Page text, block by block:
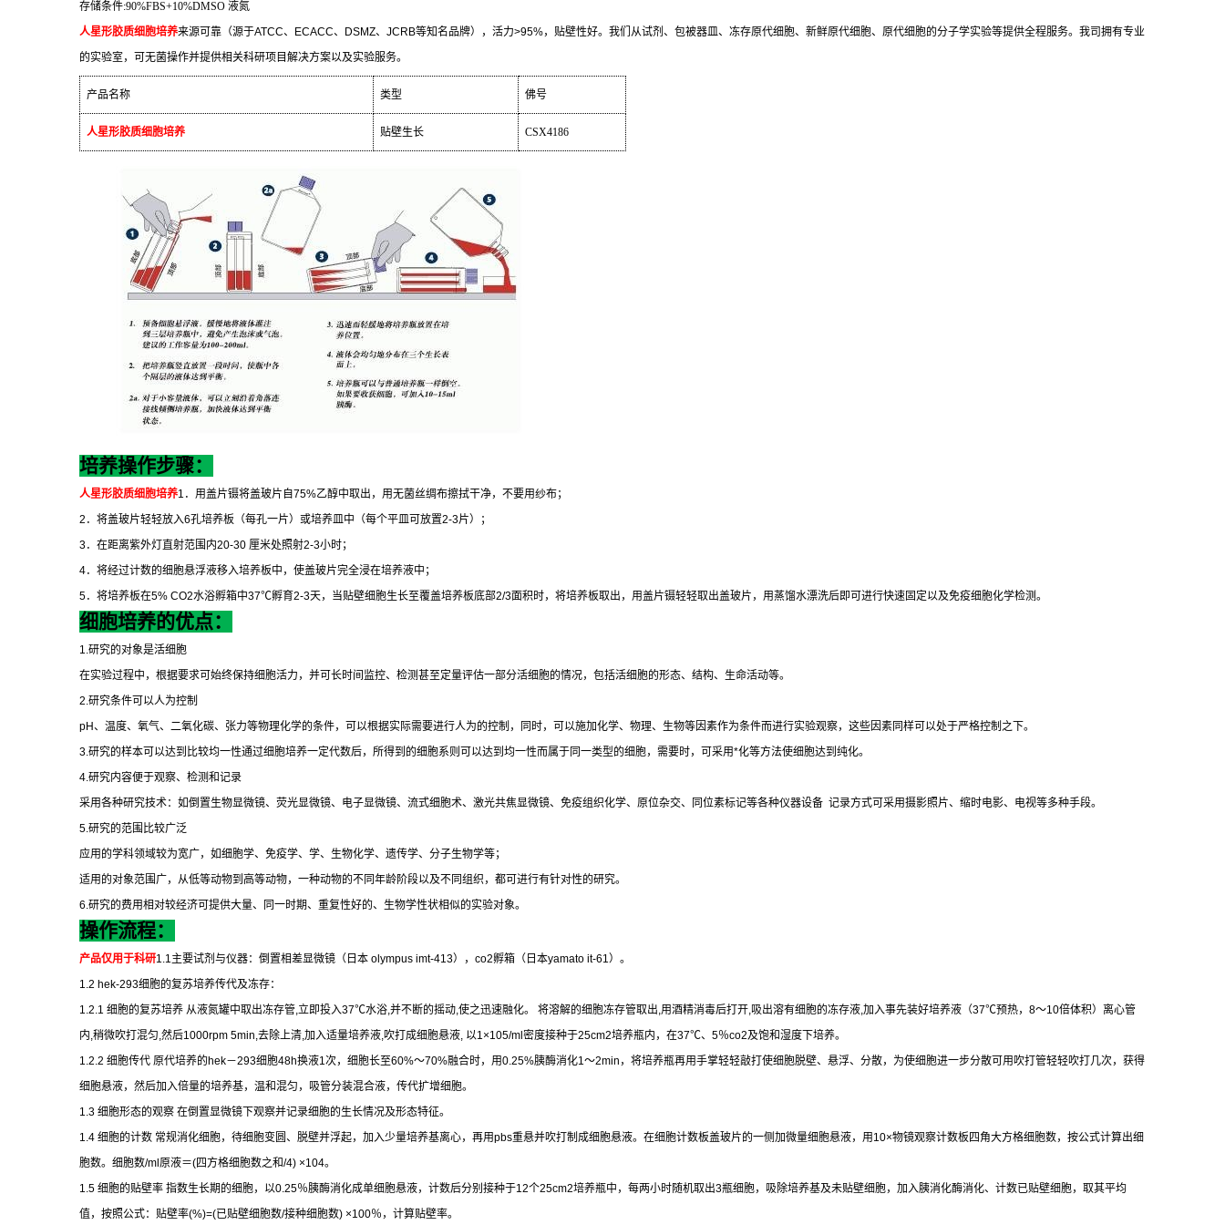
存储条件:90%FBS+10%DMSO 液氮
人星形胶质细胞培养来源可靠（源于ATCC、 ECACC、 DSMZ、 JCRB等知名品牌），活力>95%，贴壁性好。我们从试剂、包被器皿、冻存原代细胞、新鲜原代细胞、原代细胞的分子学实验等提供全程服务。我司拥有专业
的实验室，可无菌操作并提供相关科研项目解决方案以及实验服务。
产品名称 类型 佛号
人星形胶质细胞培养 贴壁生长 CSX4186
培养操作步骤：
人星形胶质细胞培养1 ．用盖片镊将盖玻片自75%乙醇中取出，用无菌丝绸布擦拭干净，不要用纱布；
2 ．将盖玻片轻轻放入6孔培养板（每孔一片）或培养皿中（每个平皿可放置2-3片）；
3．在距离紫外灯直射范围内20-30 厘米处照射2-3小时；
4．将经过计数的细胞悬浮液移入培养板中，使盖玻片完全浸在培养液中；
5．将培养板在5% CO2水浴孵箱中37℃孵育2-3天，当贴壁细胞生长至覆盖培养板底部2/3面积时，将培养板取出，用盖片镊轻轻取出盖玻片，用蒸馏水漂洗后即可进行快速固定以及免疫细胞化学检测。
细胞培养的优点：
1. 研究的对象是活细胞
在实验过程中，根据要求可始终保持细胞活力，并可长时间监控、检测甚至定量评估一部分活细胞的情况，包括活细胞的形态、结构、生命活动等。
2. 研究条件可以人为控制
pH、温度、氧气、二氧化碳、张力等物理化学的条件，可以根据实际需要进行人为的控制，同时，可以施加化学、物理、生物等因素作为条件而进行实验观察，这些因素同样可以处于严格控制之下。
3. 研究的样本可以达到比较均一性通过细胞培养一定代数后，所得到的细胞系则可以达到均一性而属于同一类型的细胞，需要时，可采用*化等方法使细胞达到纯化。
4. 研究内容便于观察、检测和记录
采用各种研究技术：如倒置生物显微镜、荧光显微镜、电子显微镜、流式细胞术、激光共焦显微镜、免疫组织化学、原位杂交、同位素标记等各种仪器设备 记录方式可采用摄影照片、缩时电影、电视等多种手段。
5. 研究的范围比较广泛
应用的学科领域较为宽广，如细胞学、免疫学、学、生物化学、遗传学、分子生物学等；
适用的对象范围广，从低等动物到高等动物，一种动物的不同年龄阶段以及不同组织，都可进行有针对性的研究。
6. 研究的费用相对较经济可提供大量、同一时期、重复性好的、生物学性状相似的实验对象。
操作流程：
产品仅用于科研1.1 主要试剂与仪器：倒置相差显微镜（日本 olympus imt-413）， co2孵箱（日本yamato it-61 ）。
1.2 hek-293细胞的复苏培养传代及冻存：
1.2.1 细胞的复苏培养 从液氮罐中取出冻存管 立即投入37℃水浴 并不断的摇动 使之迅速融化。 将溶解的细胞冻存管取出 用酒精消毒后打开 吸出溶有细胞的冻存液 加入事先装好培养液（37℃预热， 8～10倍体积）离心管
内 稍微吹打混匀 然后1000rpm 5min, 去除上清 加入适量培养液 吹打成细胞悬液 以1×105/ml密度接种于25cm2培养瓶内，在37℃、 5％co2及饱和湿度下培养。
1.2.2 细胞传代 原代培养的hek－293细胞48h换液1 次，细胞长至60%～70%融合时，用0.25%胰酶消化1 ～2min ，将培养瓶再用手掌轻轻敲打使细胞脱壁、悬浮、分散，为使细胞进一步分散可用吹打管轻轻吹打几次，获得
细胞悬液，然后加入倍量的培养基，温和混匀，吸管分装混合液，传代扩增细胞。
1.3 细胞形态的观察 在倒置显微镜下观察并记录细胞的生长情况及形态特征。
1.4 细胞的计数 常规消化细胞，待细胞变圆、脱壁并浮起，加入少量培养基离心，再用pbs重悬并吹打制成细胞悬液。在细胞计数板盖玻片的一侧加微量细胞悬液，用 10×物镜观察计数板四角大方格细胞数，按公式计算出细
胞数。细胞数/ml原液＝(四方格细胞数之和/4) ×104。
1.5 细胞的贴壁率 指数生长期的细胞，以0.25％胰酶消化成单细胞悬液，计数后分别接种于12个25cm2培养瓶中，每两小时随机取出3瓶细胞，吸除培养基及未贴壁细胞，加入胰消化酶消化、计数已贴壁细胞，取其平均
值，按照公式：贴壁率(%)=(已贴壁细胞数/接种细胞数) ×100％，计算贴壁率。